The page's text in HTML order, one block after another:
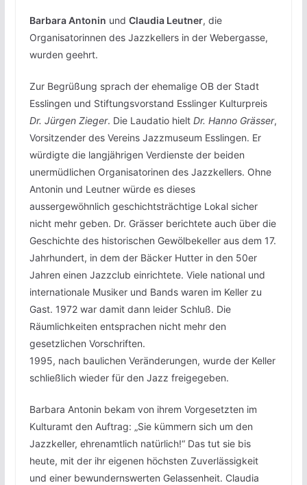
Barbara Antonin und Claudia Leutner, die
Organisatorinnen des Jazzkellers in der Webergasse,
wurden geehrt.
Zur Begrüßung sprach der ehemalige OB der Stadt
Esslingen und Stiftungsvorstand Esslinger Kulturpreis
Dr. Jürgen Zieger. Die Laudatio hielt Dr. Hanno Grässer,
Vorsitzender des Vereins Jazzmuseum Esslingen. Er
würdigte die langjährigen Verdienste der beiden
unermüdlichen Organisatorinen des Jazzkellers. Ohne
Antonin und Leutner würde es dieses
aussergewöhnlich geschichtsträchtige Lokal sicher
nicht mehr geben. Dr. Grässer berichtete auch über die
Geschichte des historischen Gewölbekeller aus dem 17.
Jahrhundert, in dem der Bäcker Hutter in den 50er
Jahren einen Jazzclub einrichtete. Viele national und
internationale Musiker und Bands waren im Keller zu
Gast. 1972 war damit dann leider Schluß. Die
Räumlichkeiten entsprachen nicht mehr den
gesetzlichen Vorschriften.
1995, nach baulichen Veränderungen, wurde der Keller
schließlich wieder für den Jazz freigegeben.
Barbara Antonin bekam von ihrem Vorgesetzten im
Kulturamt den Auftrag: „Sie kümmern sich um den
Jazzkeller, ehrenamtlich natürlich!“ Das tut sie bis
heute, mit der ihr eigenen höchsten Zuverlässigkeit
und einer bewundernswerten Gelassenheit. Claudia